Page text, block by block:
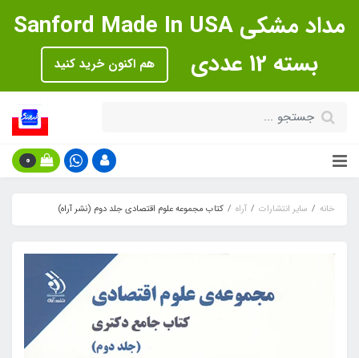
مداد مشکی Sanford Made In USA
بسته 12 عددی
هم اکنون خرید کنید
0
خانه سایر انتشارات آراه کتاب مجموعه علوم اقتصادی جلد دوم (نشر آراه)